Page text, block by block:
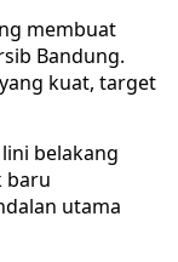
membuat
Bandung.
kuat, target
belakang
baru
utama